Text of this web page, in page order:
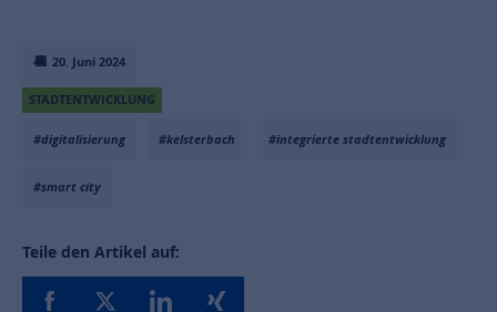
20. Juni 2024
STADTENTWICKLUNG
#digitalisierung #kelsterbach #integrierte stadtentwicklung
#smart city
Teile den Artikel auf: